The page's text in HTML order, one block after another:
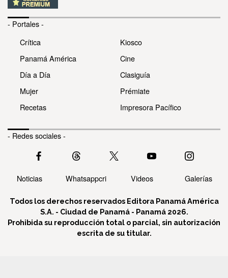
- Portales -
Crítica
Panamá América
Día a Día
Mujer
Recetas
Kiosco
Cine
Clasiguía
Prémiate
Impresora Pacífico
- Redes sociales -
Noticias Whatsappcri Videos Galerías
Todos los derechos reservados Editora Panamá América
S.A. - Ciudad de Panamá - Panamá 2026.
Prohibida su reproducción total o parcial, sin autorización
escrita de su titular.